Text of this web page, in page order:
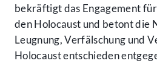
bekräftigt das Engagement
den Holocaust und betont die
Leugnung, Verfälschung und
Holocaust entschieden